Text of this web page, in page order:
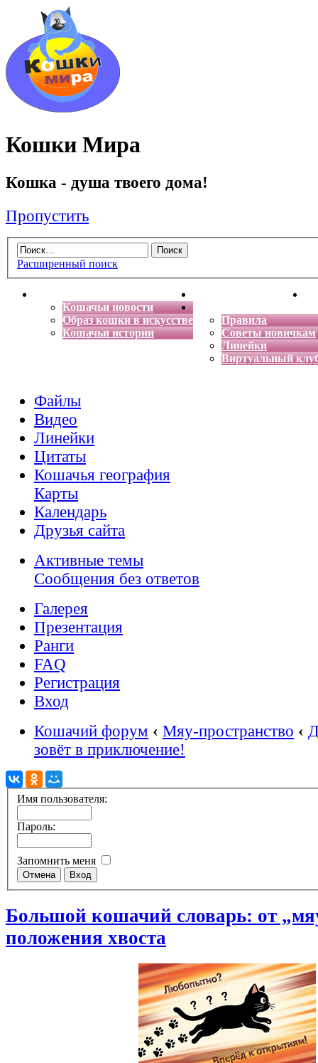
Кошки Мира
Кошка - душа твоего дома!
Пропустить
Расширенный поиск
Кошачьи новости
Образ кошки в искусстве
Кошачьи истории
Энциклопедия кошек
Правила
Советы новичкам
Линейки
Виртуальный
Файлы
Видео
Линейки
Цитаты
Кошачья география
Карты
Календарь
Друзья сайта
Активные темы
Сообщения без ответов
Галерея
Презентация
Ранги
FAQ
Регистрация
Вход
Кошачий форум ‹ Мяу-пространство ‹
зовёт в приключение!
Имя пользователя:
Пароль:
Запомнить меня
Большой кошачий словарь: от
положения хвоста